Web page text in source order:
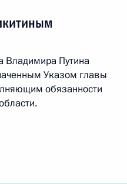
Владимира Путина
Указом главы
обязанности